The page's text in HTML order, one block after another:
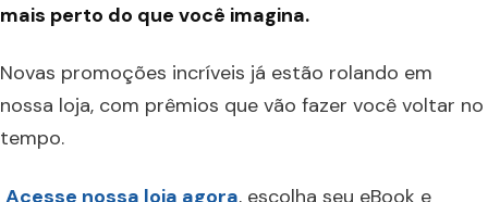
mais perto do que você imagina.
Novas promoções incríveis já estão rolando em
nossa loja, com prêmios que vão fazer você voltar no
tempo.
Acesse nossa loja agora, escolha seu eBook e